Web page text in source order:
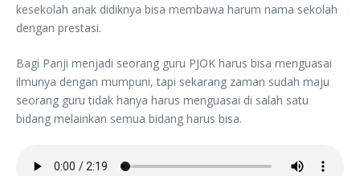
kesekolah anak didiknya bisa membawa harum nama sekolah
dengan prestasi.
Bagi Panji menjadi seorang guru PJOK harus bisa menguasai
ilmunya dengan mumpuni, tapi sekarang zaman sudah maju
seorang guru tidak hanya harus menguasai di salah satu
bidang melainkan semua bidang harus bisa.